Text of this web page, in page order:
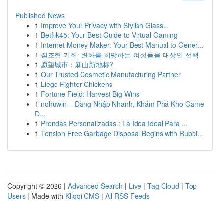
Published News
1 Improve Your Privacy with Stylish Glass...
1 Betflik45: Your Best Guide to Virtual Gaming
1 Internet Money Maker: Your Best Manual to Gener...
1 질조형 기회: 변화를 희망하는 여성들을 대상인 선택
1 愿望城市：新山新地标?
1 Our Trusted Cosmetic Manufacturing Partner
1 Liege Fighter Chickens
1 Fortune Field: Harvest Big Wins
1 nohuwin – Đăng Nhập Nhanh, Khám Phá Kho Game
Đ...
1 Prendas Personalizadas : La Idea Ideal Para ...
1 Tension Free Garbage Disposal Begins with Rubbi...
Copyright © 2026 | Advanced Search | Live | Tag Cloud | Top
Users | Made with Kliqqi CMS | All RSS Feeds